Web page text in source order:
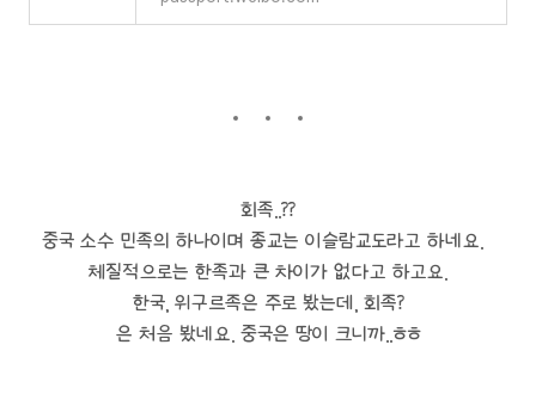
회족..??
중국 소수 민족의 하나이며 종교는 이슬람교도라고 하네요.
체질적으로는 한족과 큰 차이가 없다고 하고요.
한국, 위구르족은 주로 봤는데, 회족?
은 처음 봤네요. 중국은 땅이 크니까..ㅎㅎ